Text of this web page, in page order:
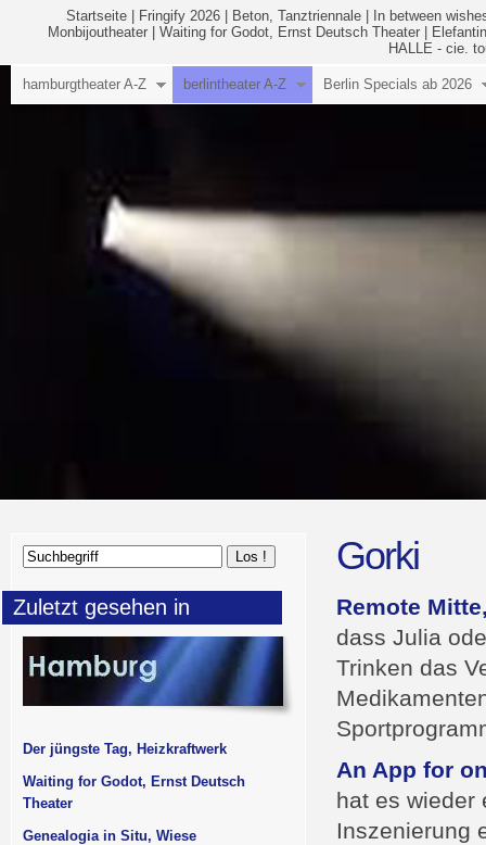
Startseite Fringify 2026 Beton, Tanztriennale
In between
Monbijoutheater
Waiting for Godot, Ernst Deutsch Theater
HALLE - cie.
hamburgtheater A-Z berlintheater A-Z Berlin Specials ab 2026
Gorki
Remote
dass Julia
Trinken das
An App for
hat es wieder
Inszenierung
Zuletzt gesehen in
Der jüngste Tag, Heizkraftwerk
Waiting for Godot, Ernst Deutsch
Theater
Genealogia in Situ, Wiese